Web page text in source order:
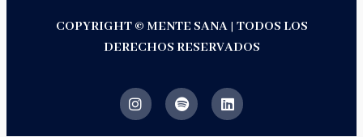
COPYRIGHT © MENTE SANA | TODOS LOS
DERECHOS RESERVADOS